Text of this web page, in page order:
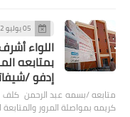
05 يوليو 2022
اللواء
بمتابعه
إدفو /
متابعه /بسمه عبد الرحمن كلف
كريمه بمواصلة المرور والمتابعة